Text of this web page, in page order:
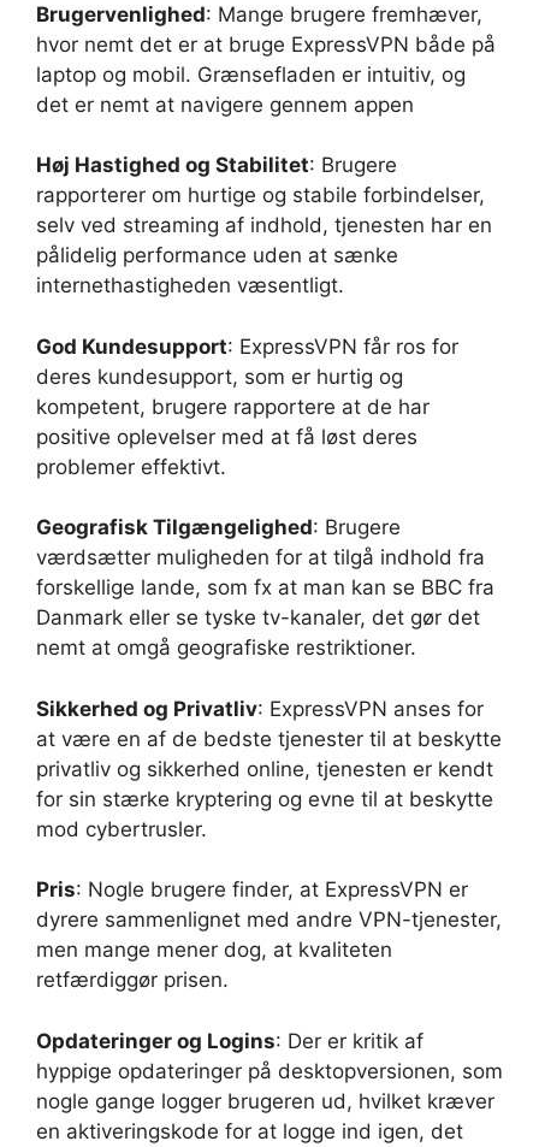
Brugervenlighed: Mange brugere fremhæver,
hvor nemt det er at bruge ExpressVPN både på
laptop og mobil. Grænsefladen er intuitiv, og
det er nemt at navigere gennem appen
Høj Hastighed og Stabilitet: Brugere
rapporterer om hurtige og stabile forbindelser,
selv ved streaming af indhold, tjenesten har en
pålidelig performance uden at sænke
internethastigheden væsentligt.
God Kundesupport: ExpressVPN får ros for
deres kundesupport, som er hurtig og
kompetent, brugere rapportere at de har
positive oplevelser med at få løst deres
problemer effektivt.
Geografisk Tilgængelighed: Brugere
værdsætter muligheden for at tilgå indhold fra
forskellige lande, som fx at man kan se BBC fra
Danmark eller se tyske tv-kanaler, det gør det
nemt at omgå geografiske restriktioner.
Sikkerhed og Privatliv: ExpressVPN anses for
at være en af de bedste tjenester til at beskytte
privatliv og sikkerhed online, tjenesten er kendt
for sin stærke kryptering og evne til at beskytte
mod cybertrusler.
Pris: Nogle brugere finder, at ExpressVPN er
dyrere sammenlignet med andre VPN-tjenester,
men mange mener dog, at kvaliteten
retfærdiggør prisen.
Opdateringer og Logins: Der er kritik af
hyppige opdateringer på desktopversionen, som
nogle gange logger brugeren ud, hvilket kræver
en aktiveringskode for at logge ind igen, det